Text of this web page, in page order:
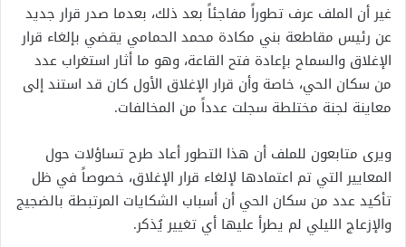
غير أن الملف عرف تطوراً مفاجئاً بعد ذلك، بعدما صدر قرار جديد
عن رئيس مقاطعة بني مكادة محمد الحمامي يقضي بإلغاء قرار
الإغلاق والسماح بإعادة فتح القاعة، وهو ما أثار استغراب عدد
من سكان الحي، خاصة وأن قرار الإغلاق الأول كان قد استند إلى
معاينة لجنة مختلطة سجلت عدداً من المخالفات.
ويرى متابعون للملف أن هذا التطور أعاد طرح تساؤلات حول
المعايير التي تم اعتمادها لإلغاء قرار الإغلاق، خصوصاً في ظل
تأكيد عدد من سكان الحي أن أسباب الشكايات المرتبطة بالضجيج
والإزعاج الليلي لم يطرأ عليها أي تغيير يُذكر.